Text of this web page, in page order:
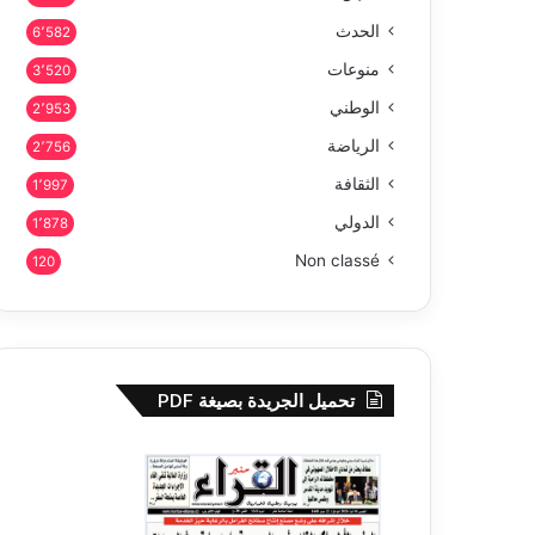
الحدث 6٬582
منوعات 3٬520
الوطني 2٬953
الرياضة 2٬756
الثقافة 1٬997
الدولي 1٬878
Non classé
120
تحميل الجريدة بصيغة PDF